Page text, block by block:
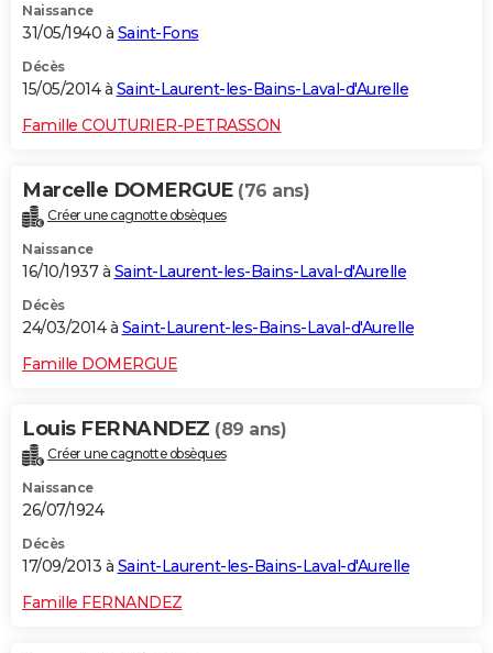
Naissance
31/05/1940 à Saint-Fons
Décès
15/05/2014 à Saint-Laurent-les-Bains-Laval-d'Aurelle
Famille COUTURIER-PETRASSON
Marcelle DOMERGUE (76 ans)
Créer une cagnotte obsèques
Naissance
16/10/1937 à Saint-Laurent-les-Bains-Laval-d'Aurelle
Décès
24/03/2014 à Saint-Laurent-les-Bains-Laval-d'Aurelle
Famille DOMERGUE
Louis FERNANDEZ (89 ans)
Créer une cagnotte obsèques
Naissance
26/07/1924
Décès
17/09/2013 à Saint-Laurent-les-Bains-Laval-d'Aurelle
Famille FERNANDEZ